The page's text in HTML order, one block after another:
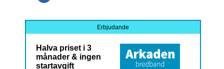
Erbjudande
Halva priset i 3
månader & ingen
startavgift